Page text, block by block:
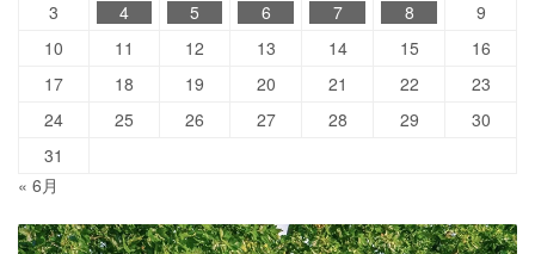
3
4 5 6 7 8
9
10
11 12 13 14 15
16
17
18 19 20 21 22
23
24
25 26 27 28 29
30
31
« 6月